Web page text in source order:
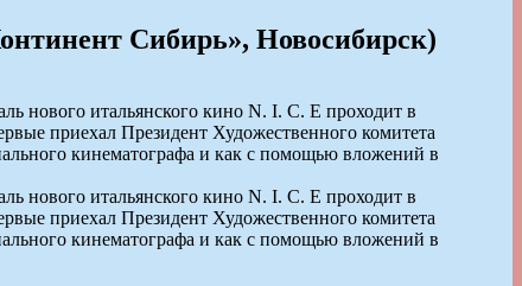
Сибирь», Новосибирск)
нового итальянского кино N. I. C. E проходит в
приехал Президент Художественного комитета
кинематографа и как с помощью вложений в
нового итальянского кино N. I. C. E проходит в
приехал Президент Художественного комитета
кинематографа и как с помощью вложений в